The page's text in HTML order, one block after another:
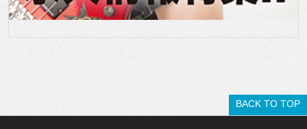
BACK TO TOP